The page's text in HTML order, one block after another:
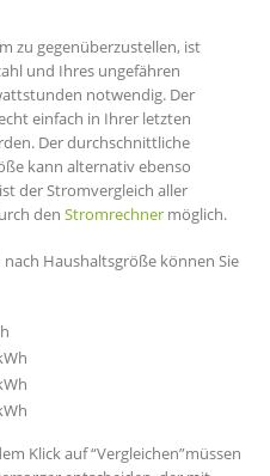
zu gegenüberzustellen, ist
und Ihres ungefähren
notwendig. Der
einfach in Ihrer letzten
Der durchschnittliche
kann alternativ ebenso
der Stromvergleich aller
den Stromrechner möglich.
Haushaltsgröße können Sie
Klick auf “Vergleichen”müssen